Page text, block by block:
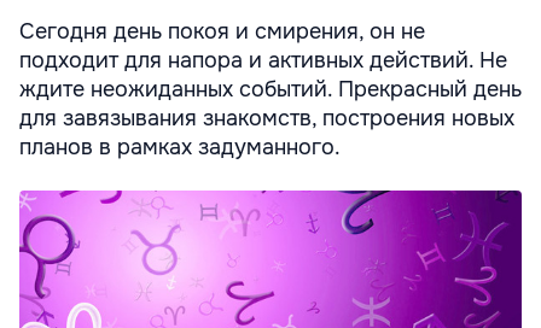
Сегодня день покоя и смирения, он не
подходит для напора и активных действий. Не
ждите неожиданных событий. Прекрасный день
для завязывания знакомств, построения новых
планов в рамках задуманного.